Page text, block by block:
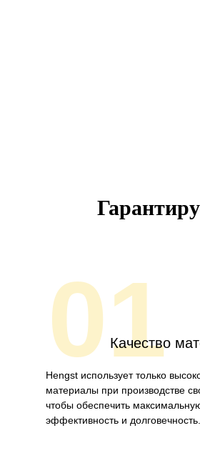
01
Качество
Hengst использует только
материалы при производстве
чтобы обеспечить
эффективность и долговечность.